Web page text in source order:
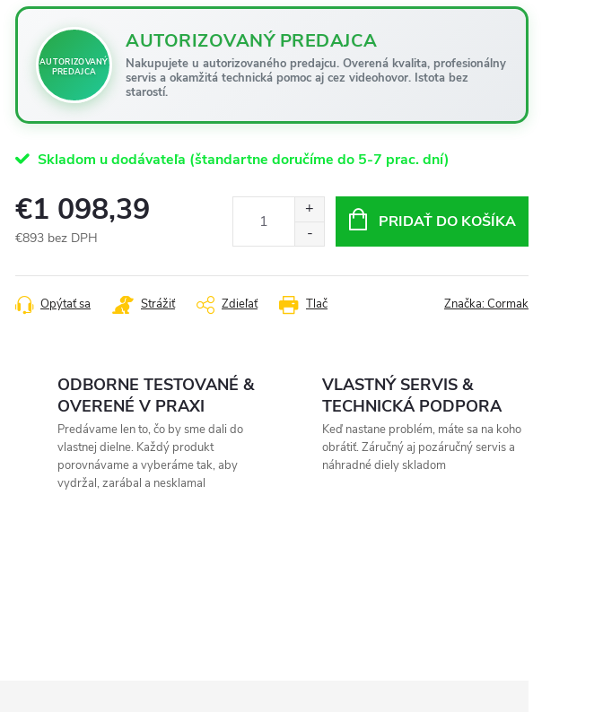
AUTORIZOVANÝ
PREDAJCA
AUTORIZOVANÝ PREDAJCA
Nakupujete u autorizovaného predajcu. Overená kvalita, profesionálny
servis a okamžitá technická pomoc aj cez videohovor. Istota bez
starostí.
Skladom u dodávateľa (štandartne doručíme do 5-7 prac. dní)
€1 098,39
€893 bez DPH
cena:
PRIDAŤ DO KOŠÍKA
Tlač
Opýtať sa Strážiť Zdieľať Značka:Cormak
ODBORNE TESTOVANÉ &
OVERENÉ V PRAXI
Predávame len to, čo by sme dali do
vlastnej dielne. Každý produkt
porovnávame a vyberáme tak, aby
vydržal, zarábal a nesklamal
VLASTNÝ SERVIS &
TECHNICKÁ PODPORA
Keď nastane problém, máte sa na koho
obrátiť. Záručný aj pozáručný servis a
náhradné diely skladom